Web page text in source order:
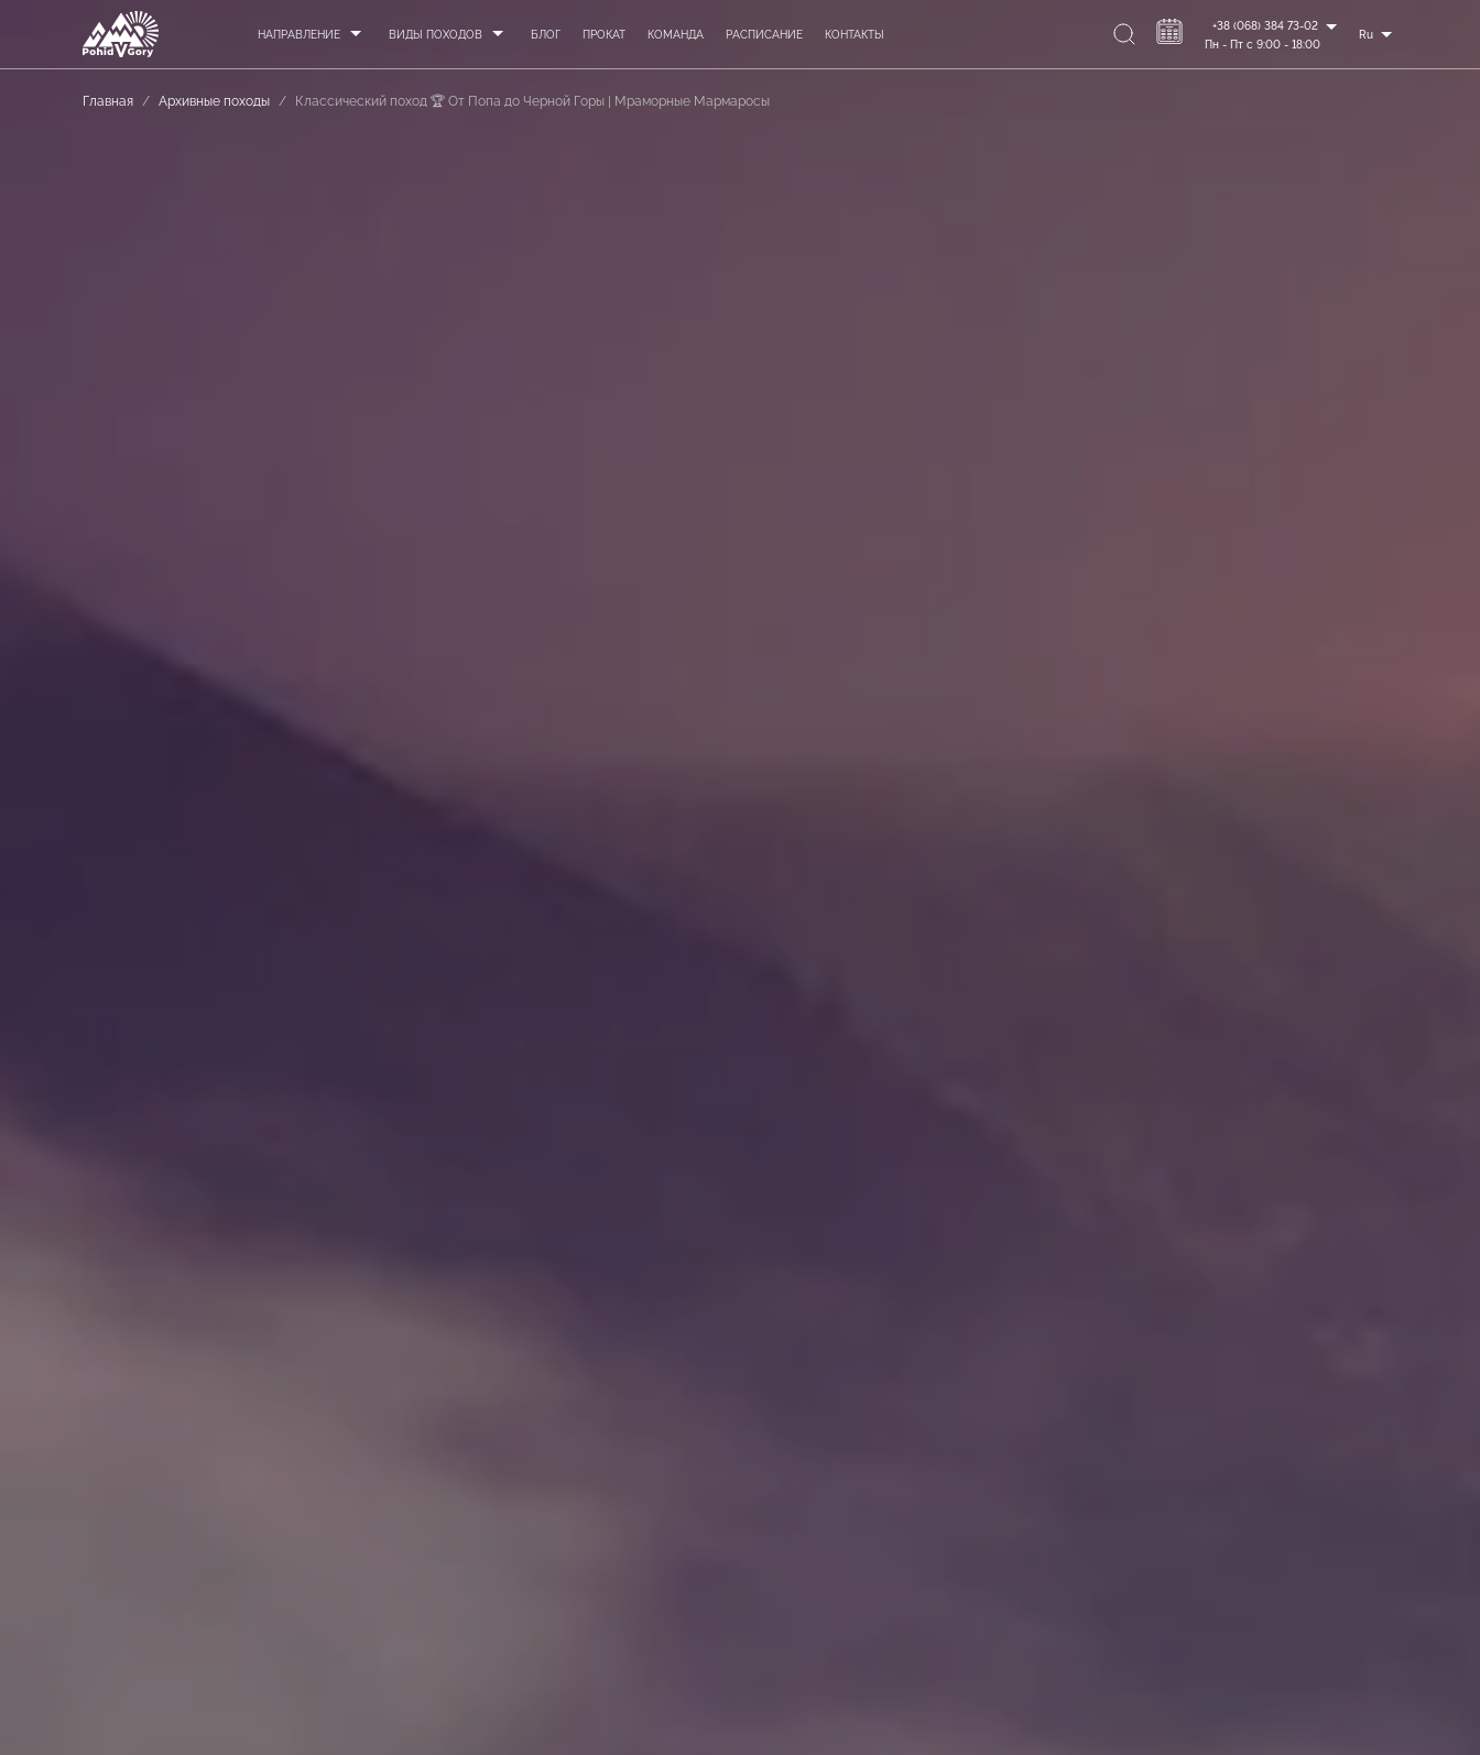
НАПРАВЛЕНИЕ ВИДЫ ПОХОДОВ БЛОГ ПРОКАТ КОМАНДА РАСПИСАНИЕ КОНТАКТЫ
+38 (068) 384 73-02
Пн - Пт с 9:00 - 18:00
Ru
Главная / Архивные походы / Классический поход 🏆 От Попа до Черной Горы | Мраморные Мармаросы